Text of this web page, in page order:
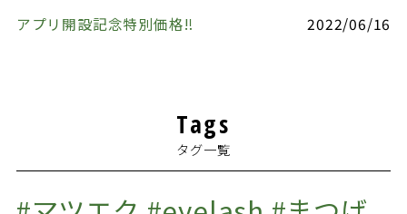
アプリ開設記念特別価格‼️
2022/06/16
Tags
タグ一覧